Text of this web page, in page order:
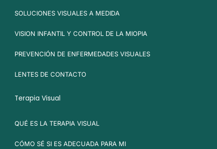
SOLUCIONES VISUALES A MEDIDA
VISION INFANTIL Y CONTROL DE LA MIOPIA
PREVENCIÓN DE ENFERMEDADES VISUALES
LENTES DE CONTACTO
Terapia Visual
QUÉ ES LA TERAPIA VISUAL
CÓMO SÉ SI ES ADECUADA PARA MI